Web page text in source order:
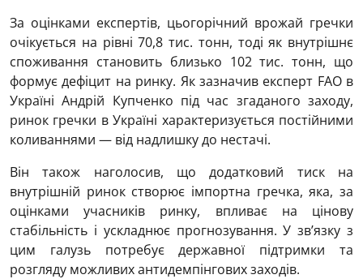
За оцінками експертів, цьогорічний врожай гречки
очікується на рівні 70,8 тис. тонн, тоді як внутрішнє
споживання становить близько 102 тис. тонн, що
формує дефіцит на ринку. Як зазначив експерт FAO в
Україні Андрій Купченко під час згаданого заходу,
ринок гречки в Україні характеризується постійними
коливаннями — від надлишку до нестачі.
Він також наголосив, що додатковий тиск на
внутрішній ринок створює імпортна гречка, яка, за
оцінками учасників ринку, впливає на цінову
стабільність і ускладнює прогнозування. У зв’язку з
цим галузь потребує державної підтримки та
розгляду можливих антидемпінгових заходів.